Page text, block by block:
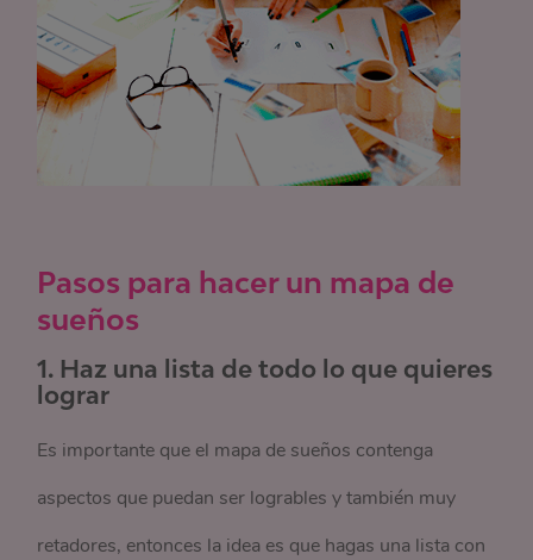
Pasos para hacer un mapa de
sueños
1. Haz una lista de todo lo que quieres
lograr
Es importante que el mapa de sueños contenga
aspectos que puedan ser logrables y también muy
retadores, entonces la idea es que hagas una lista con